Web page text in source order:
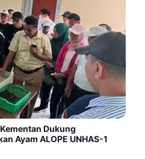
Dukung
Ayam ALOPE UNHAS-1